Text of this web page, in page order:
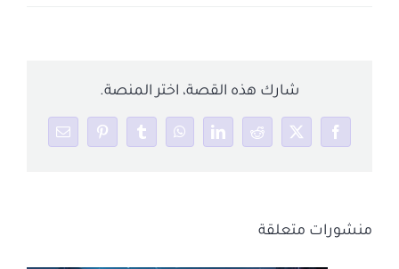
شارك هذه القصة، اختر المنصة.
Facebook
X
Reddit
LinkedIn
WhatsApp
Tumblr
Pinterest
Email
منشورات متعلقة